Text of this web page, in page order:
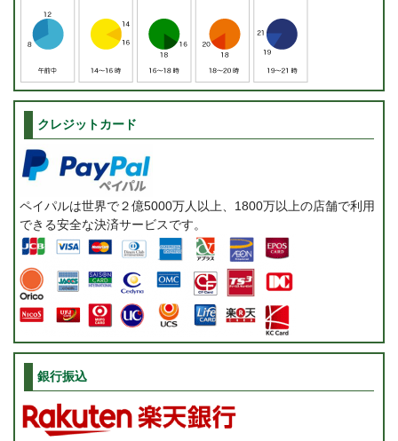
クレジットカード
ペイパルは世界で２億5000万人以上、1800万以上の店舗で利用
できる安全な決済サービスです。
銀行振込